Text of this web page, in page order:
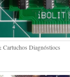
Diagnóstiocs